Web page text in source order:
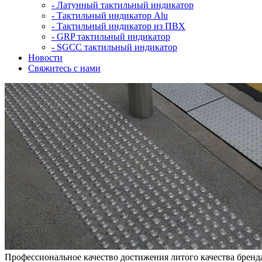
- Латунный тактильный индикатор
- Тактильный индикатор Alu
- Тактильный индикатор из ПВХ
- GRP тактильный индикатор
- SGCC тактильный индикатор
Новости
Свяжитесь с нами
Профессиональное качество достижения литого качества